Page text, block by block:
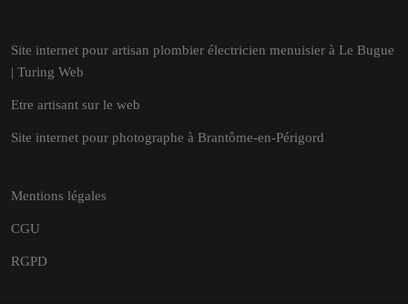
Site internet pour artisan plombier électricien menuisier à Le Bugue
| Turing Web
Etre artisant sur le web
Site internet pour photographe à Brantôme-en-Périgord
Mentions légales
CGU
RGPD